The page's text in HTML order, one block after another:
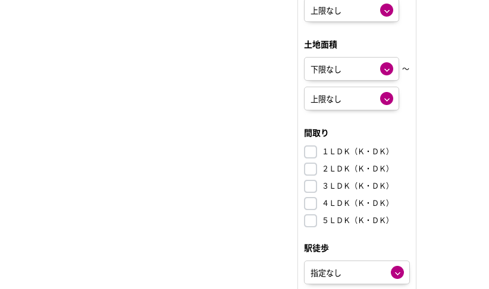
土地面積
～
間取り
１ＬＤＫ（Ｋ・ＤＫ）
２ＬＤＫ（Ｋ・ＤＫ）
３ＬＤＫ（Ｋ・ＤＫ）
４ＬＤＫ（Ｋ・ＤＫ）
５ＬＤＫ（Ｋ・ＤＫ）
駅徒歩